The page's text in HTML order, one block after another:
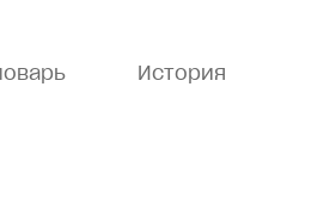
История